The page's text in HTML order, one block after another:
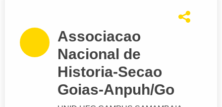
Associacao
Nacional de
Historia-Secao
Goias-Anpuh/Go